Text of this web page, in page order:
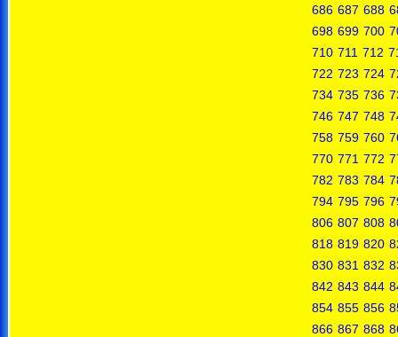
686 687 688
698 699 700
710 711 712
722 723 724
734 735 736
746 747 748
758 759 760
770 771 772
782 783 784
794 795 796
806 807 808
818 819 820
830 831 832
842 843 844
854 855 856
866 867 868